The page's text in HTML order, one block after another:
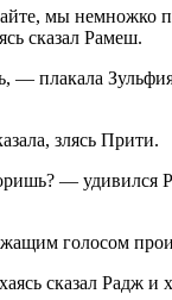
мы немножко
сказал Рамеш.
— плакала
злясь Прити.
— удивился
голосом
сказал Радж и